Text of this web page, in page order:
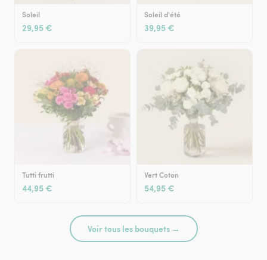
Soleil
29,95 €
Soleil d'été
39,95 €
Tutti frutti
44,95 €
Vert Coton
54,95 €
Voir tous les bouquets →